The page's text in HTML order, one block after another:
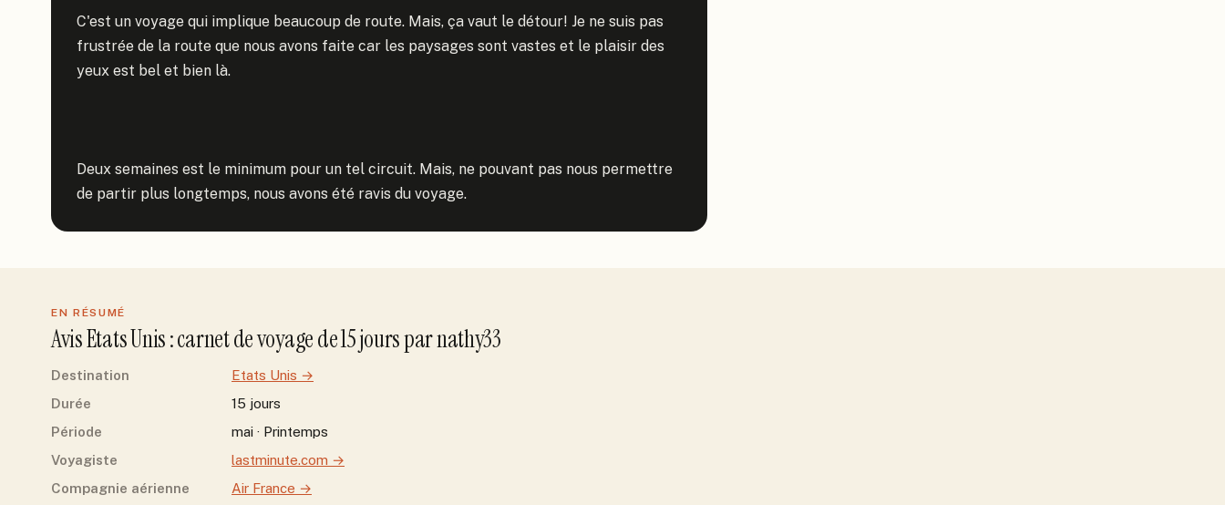
C'est un voyage qui implique beaucoup de route. Mais, ça vaut le détour! Je ne suis pas
frustrée de la route que nous avons faite car les paysages sont vastes et le plaisir des
yeux est bel et bien là.
Deux semaines est le minimum pour un tel circuit. Mais, ne pouvant pas nous permettre
de partir plus longtemps, nous avons été ravis du voyage.
EN RÉSUMÉ
AvisEtats Unis: carnet de voyage de15joursparnathy33
Destination Etats Unis →
Durée
15 jours
Période
mai · Printemps
Voyagiste
lastminute.com →
Compagnie aérienne
Air France →